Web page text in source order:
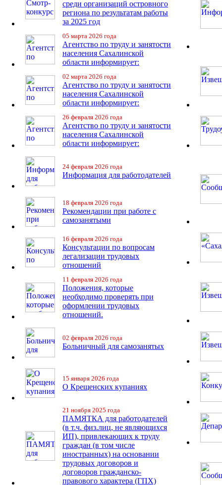
среди организаций островного
региона по результатам работы
за 2025 год
05 марта 2026 года
Агентство по труду и занятости
населения Сахалинской
области информирует:
02 марта 2026 года
Агентство по труду и занятости
населения Сахалинской
области информирует:
26 февраля 2026 года
Агентство по труду и занятости
населения Сахалинской
области информирует:
24 февраля 2026 года
Информация для работодателей
18 февраля 2026 года
Рекомендации при работе с
самозанятыми
16 февраля 2026 года
Консультации по вопросам
легализации трудовых
отношений
11 февраля 2026 года
Положения, которые
необходимо проверять при
оформлении трудовых
отношений.
02 февраля 2026 года
Больничный для самозанятых
15 января 2026 года
О Крещенских купаниях
21 ноября 2025 года
ПАМЯТКА для работодателей
(в т.ч. физ.лиц, не являющихся
ИП), привлекающих к труду
граждан (в том числе
иностранных) на основании
трудовых договоров и
договоров гражданско-
правового характера (ГПХ)